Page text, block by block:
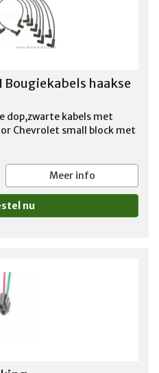
Bougiekabels haakse
dop,zwarte kabels met
Chevrolet small block met
Meer info
nu